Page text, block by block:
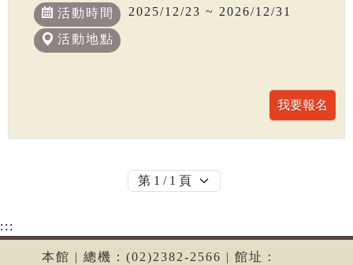
活動時間 2025/12/23 ~ 2026/12/31
活動地點
:::
本館 | 總機：(02)2382-2566 | 館址：